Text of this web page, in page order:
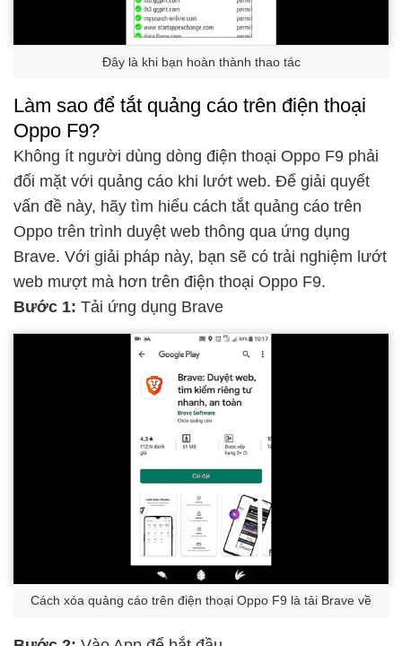
Đây là khi bạn hoàn thành thao tác
Làm sao để tắt quảng cáo trên điện thoại
Oppo F9?
Không ít người dùng dòng điện thoại Oppo F9 phải
đối mặt với quảng cáo khi lướt web. Để giải quyết
vấn đề này, hãy tìm hiểu cách tắt quảng cáo trên
Oppo trên trình duyệt web thông qua ứng dụng
Brave. Với giải pháp này, bạn sẽ có trải nghiệm lướt
web mượt mà hơn trên điện thoại Oppo F9.
Bước 1: Tải ứng dụng Brave
Cách xóa quảng cáo trên điện thoại Oppo F9 là tải Brave về